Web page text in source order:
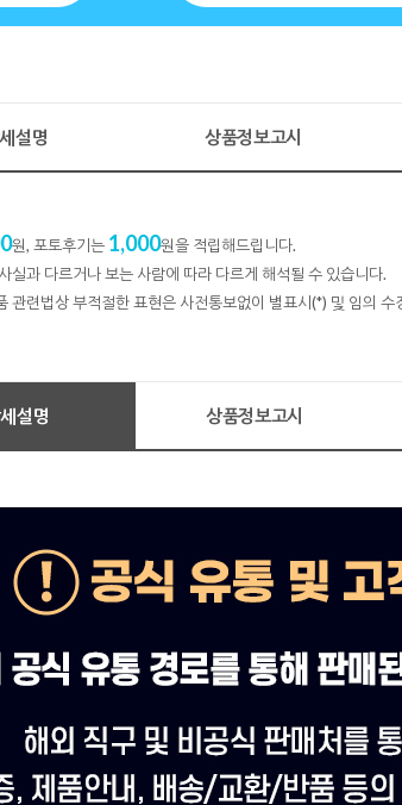
설명 상품정보고시
원, 포토후기는 1,000원을 적립해드립니다.
실과 다르거나 보는 사람에 따라 다르게 해석될 수 있습니다.
관련법상 부적절한 표현은 사전통보없이 별표시(*) 및 임의 수
설명 상품정보고시